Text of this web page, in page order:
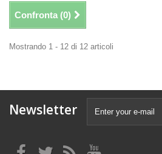
Confronta (0)
Mostrando 1 - 12 di 12 articoli
Newsletter